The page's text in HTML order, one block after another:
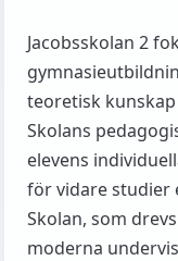
Jacobsskolan 2
teoretisk
Skolans
elevens
för vidare studier
Skolan, som
moderna